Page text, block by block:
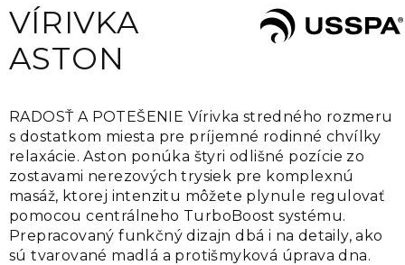
VÍRIVKA
ASTON
RADOSŤ A POTEŠENIE Vírivka stredného rozmeru
s dostatkom miesta pre príjemné rodinné chvílky
relaxácie. Aston ponúka štyri odlišné pozície zo
zostavami nerezových trysiek pre komplexnú
masáž, ktorej intenzitu môžete plynule regulovať
pomocou centrálneho TurboBoost systému.
Prepracovaný funkčný dizajn dbá i na detaily, ako
sú tvarované madlá a protišmyková úprava dna.